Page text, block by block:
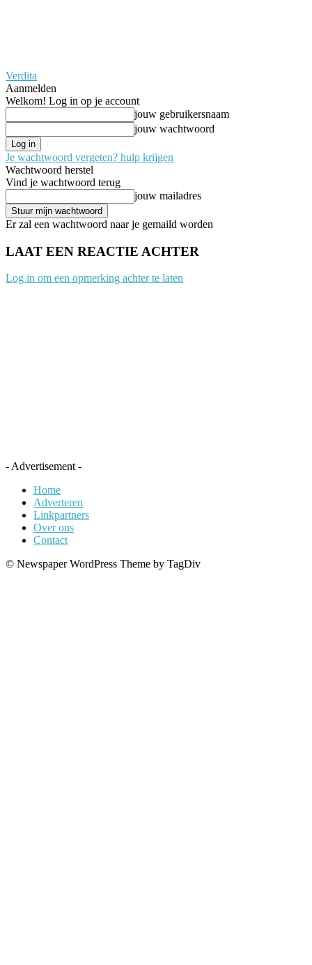
Verdita
Aanmelden
Welkom! Log in op je account
jouw gebruikersnaam
jouw wachtwoord
Je wachtwoord vergeten? hulp krijgen
Wachtwoord herstel
Vind je wachtwoord terug
jouw mailadres
Er zal een wachtwoord naar je gemaild worden
LAAT EEN REACTIE ACHTER
Log in om een opmerking achter te laten
- Advertisement -
Home
Adverteren
Linkpartners
Over ons
Contact
© Newspaper WordPress Theme by TagDiv